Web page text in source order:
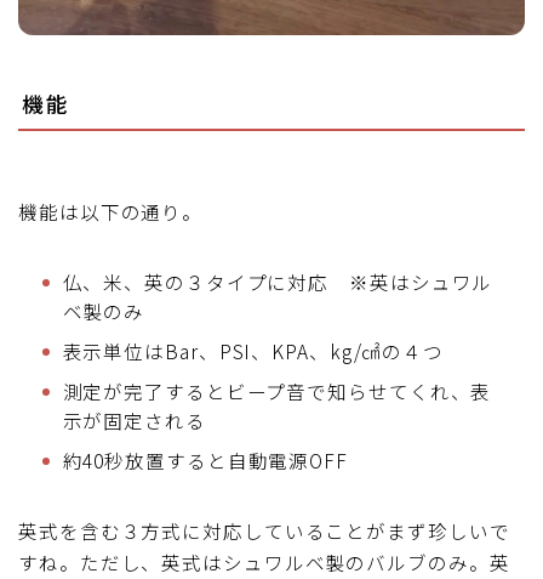
機能
機能は以下の通り。
仏、米、英の３タイプに対応 ※英はシュワル
ベ製のみ
表示単位はBar、PSI、KPA、kg/㎠の４つ
測定が完了するとビープ音で知らせてくれ、表
示が固定される
約40秒放置すると自動電源OFF
英式を含む３方式に対応していることがまず珍しいで
すね。ただし、英式はシュワルベ製のバルブのみ。英